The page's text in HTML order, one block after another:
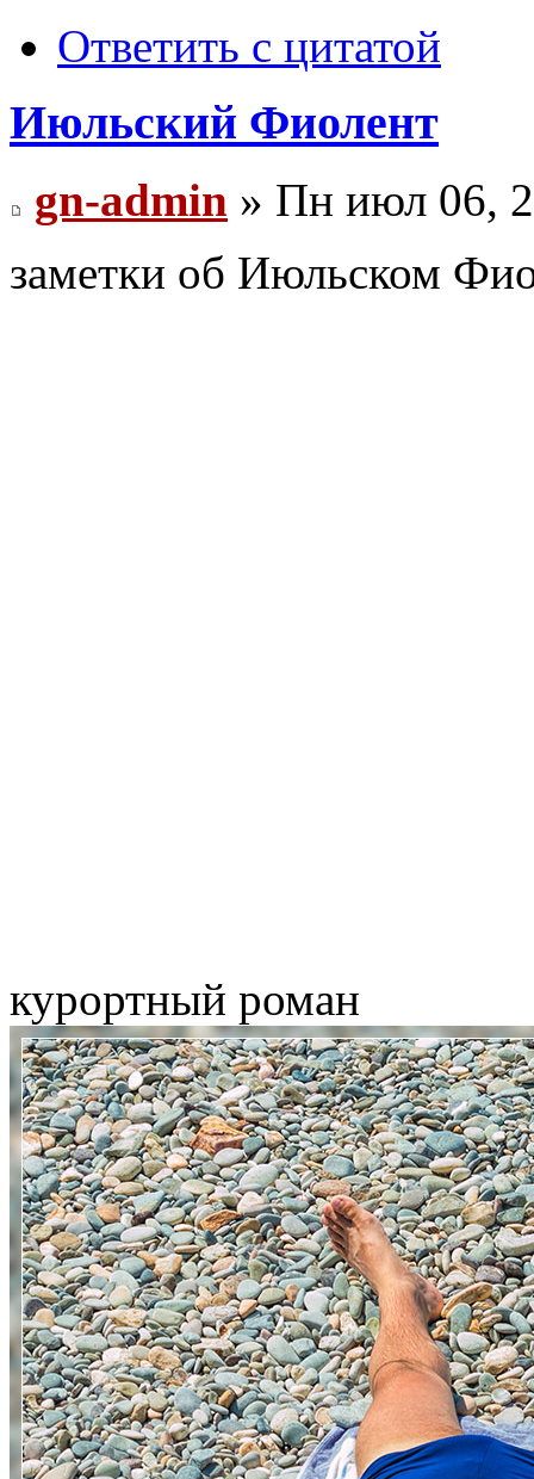
Ответить с цитатой
Июльский Фиолент
gn-admin » Пн июл 06,
заметки об Июльском
курортный роман